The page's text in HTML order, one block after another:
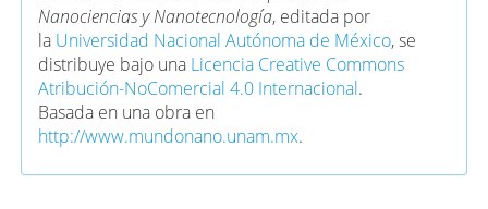
Nanociencias y Nanotecnología, editada por
la Universidad Nacional Autónoma de México, se
distribuye bajo una Licencia Creative Commons
Atribución-NoComercial 4.0 Internacional.
Basada en una obra en
http://www.mundonano.unam.mx.